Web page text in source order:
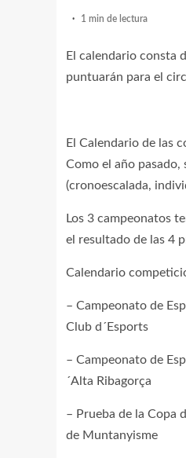
1 min de lectura
El calendario consta
puntuarán para el
El Calendario de las
Como el año
(cronoescalada,
Los 3 campeonatos
el resultado de las 4
Calendario
– Campeonato de
Club d´Esports
– Campeonato de
´Alta Ribagorça
– Prueba de la Copa
de Muntanyisme